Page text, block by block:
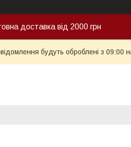
доставка від 2000 грн
будуть оброблені з 09:00